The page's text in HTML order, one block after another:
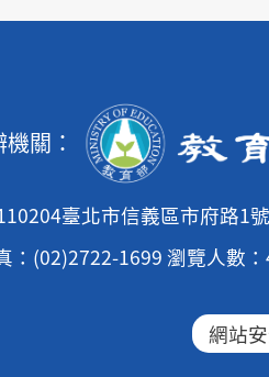
關：
臺北市信義區市府路1
：(02)2722-1699 瀏覽人數
網站